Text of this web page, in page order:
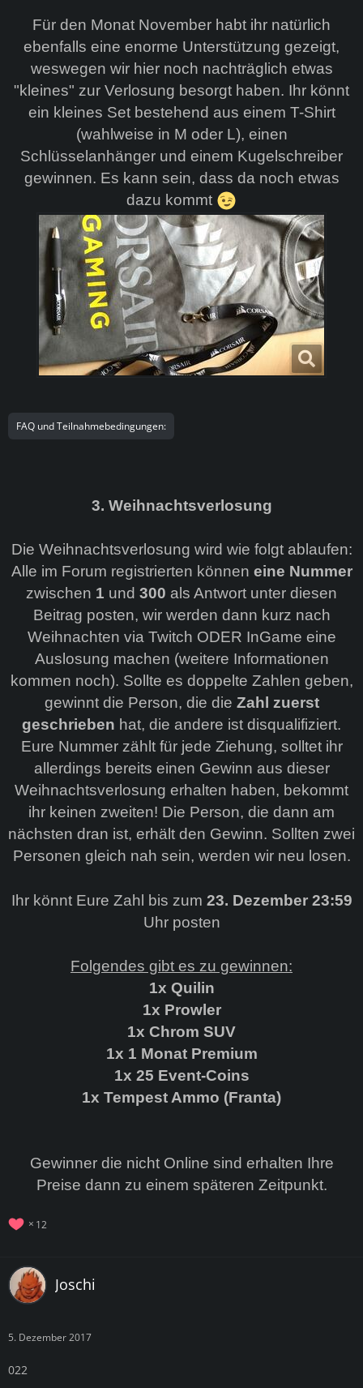
Für den Monat November habt ihr natürlich
ebenfalls eine enorme Unterstützung gezeigt,
weswegen wir hier noch nachträglich etwas
"kleines" zur Verlosung besorgt haben. Ihr könnt
ein kleines Set bestehend aus einem T-Shirt
(wahlweise in M oder L), einen
Schlüsselanhänger und einem Kugelschreiber
gewinnen. Es kann sein, dass da noch etwas
dazu kommt
FAQ und Teilnahmebedingungen:
3. Weihnachtsverlosung
Die Weihnachtsverlosung wird wie folgt ablaufen:
Alle im Forum registrierten können eine Nummer
zwischen 1 und 300 als Antwort unter diesen
Beitrag posten, wir werden dann kurz nach
Weihnachten via Twitch ODER InGame eine
Auslosung machen (weitere Informationen
kommen noch). Sollte es doppelte Zahlen geben,
gewinnt die Person, die die Zahl zuerst
geschrieben hat, die andere ist disqualifiziert.
Eure Nummer zählt für jede Ziehung, solltet ihr
allerdings bereits einen Gewinn aus dieser
Weihnachtsverlosung erhalten haben, bekommt
ihr keinen zweiten! Die Person, die dann am
nächsten dran ist, erhält den Gewinn. Sollten zwei
Personen gleich nah sein, werden wir neu losen.
Ihr könnt Eure Zahl bis zum 23. Dezember 23:59
Uhr posten
Folgendes gibt es zu gewinnen:
1x Quilin
1x Prowler
1x Chrom SUV
1x 1 Monat Premium
1x 25 Event-Coins
1x Tempest Ammo (Franta)
Gewinner die nicht Online sind erhalten Ihre
Preise dann zu einem späteren Zeitpunkt.
12
Joschi
5. Dezember 2017
022